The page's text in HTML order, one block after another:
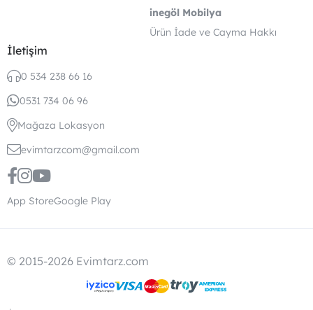
inegöl Mobilya
Ürün İade ve Cayma Hakkı
İletişim
0 534 238 66 16
0531 734 06 96
Mağaza Lokasyon
evimtarzcom@gmail.com
App StoreGoogle Play
© 2015-2026 Evimtarz.com